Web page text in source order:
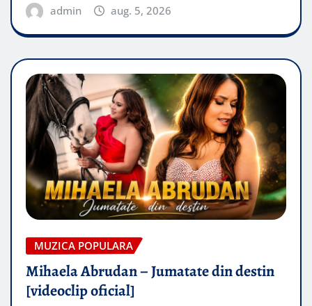
admin aug. 5, 2026
MUZICA POPULARA
Mihaela Abrudan – Jumatate din destin
[videoclip oficial]